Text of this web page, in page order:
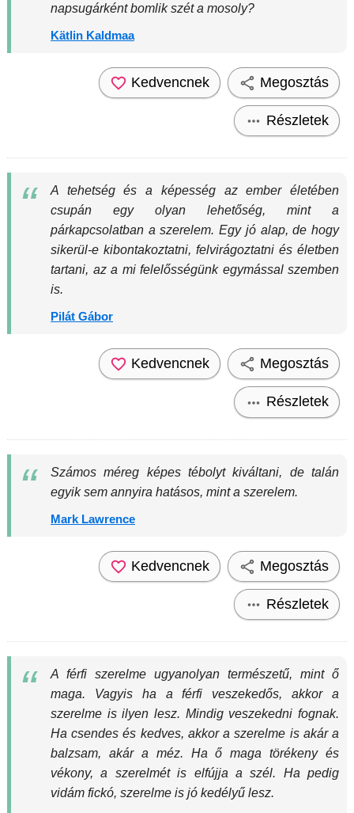
napsugárként bomlik szét a mosoly?
Kätlin Kaldmaa
Kedvencnek Megosztás
Részletek
A tehetség és a képesség az ember életében
csupán egy olyan lehetőség, mint a
párkapcsolatban a szerelem. Egy jó alap, de hogy
sikerül-e kibontakoztatni, felvirágoztatni és életben
tartani, az a mi felelősségünk egymással szemben
is.
Pilát Gábor
Kedvencnek Megosztás
Részletek
Számos méreg képes tébolyt kiváltani, de talán
egyik sem annyira hatásos, mint a szerelem.
Mark Lawrence
Kedvencnek Megosztás
Részletek
A férfi szerelme ugyanolyan természetű, mint ő
maga. Vagyis ha a férfi veszekedős, akkor a
szerelme is ilyen lesz. Mindig veszekedni fognak.
Ha csendes és kedves, akkor a szerelme is akár a
balzsam, akár a méz. Ha ő maga törékeny és
vékony, a szerelmét is elfújja a szél. Ha pedig
vidám fickó, szerelme is jó kedélyű lesz.